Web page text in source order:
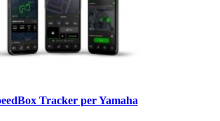
Tracker per Yamaha